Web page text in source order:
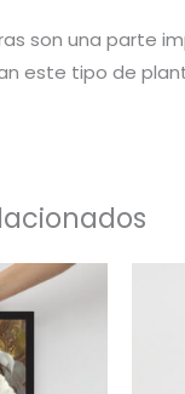
son una parte
este tipo de
€